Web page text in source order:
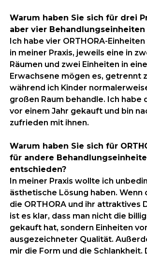
Warum haben Sie sich für drei
aber vier
Ich habe vier ORTHORA-Einheiten
in meiner Praxis, jeweils eine in
Räumen und zwei Einheiten in
Erwachsene mögen es, getrennt
während ich Kinder
großen Raum behandle. Ich habe
vor einem Jahr gekauft und bin
zufrieden mit ihnen.
Warum haben Sie sich für
für andere
entschieden?
In meiner Praxis wollte ich
ästhetische Lösung haben. Wenn
die ORTHORA und ihr attraktives
ist es klar, dass man nicht die
gekauft hat, sondern Einheiten
ausgezeichneter Qualität.
mir die Form und die Schlankheit.